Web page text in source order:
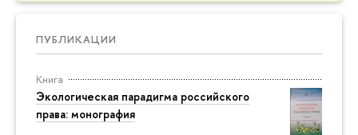
ПУБЛИКАЦИИ
Книга
Экологическая парадигма российского
права: монография